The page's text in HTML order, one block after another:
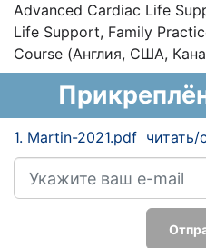
Advanced Cardiac Life
Life Support, Family
Course (Англия, США,
1. Martin-2021.pdf читать/